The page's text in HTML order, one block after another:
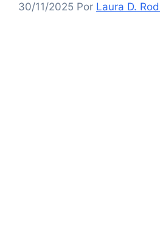
30/11/2025 Por Laura D.